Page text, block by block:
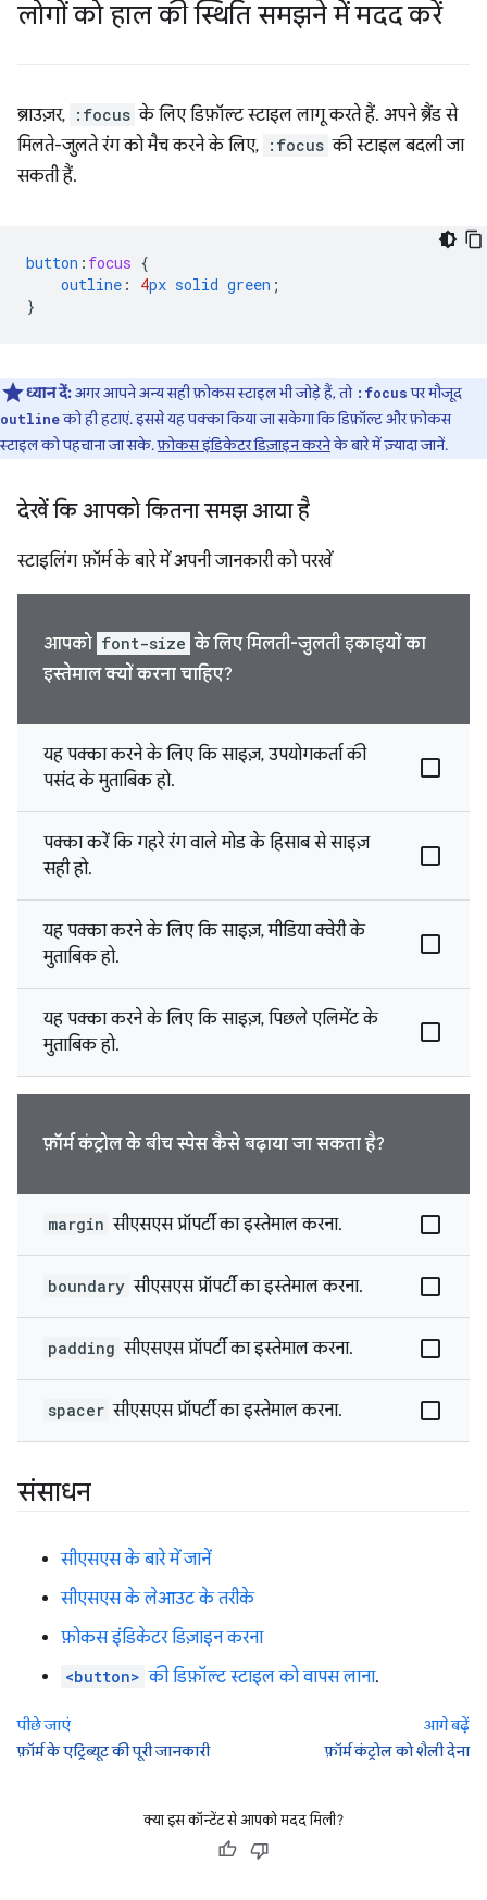
लोगों को हाल की स्थिति समझने में मदद करें
ब्राउज़र, :focus के लिए डिफ़ॉल्ट स्टाइल लागू करते हैं. अपने ब्रैंड से
मिलते-जुलते रंग को मैच करने के लिए, :focus की स्टाइल बदली जा
सकती हैं.
button : focus {
outline : 4px solid green ;
}
ध्यान दें:अगर आपने अन्य सही फ़ोकस स्टाइल भी जोड़े हैं, तो :focusपर मौजूद
outlineको ही हटाएं. इससे यह पक्का किया जा सकेगा कि डिफ़ॉल्ट और फ़ोकस
स्टाइल को पहचाना जा सके.फ़ोकस इंडिकेटर डिज़ाइन करनेके बारे में ज़्यादा जानें.
देखें कि आपको कितना समझ आया है
स्टाइलिंग फ़ॉर्म के बारे में अपनी जानकारी को परखें
आपको font-size के लिए मिलती-जुलती इकाइयों का
इस्तेमाल क्यों करना चाहिए?
यह पक्का करने के लिए कि साइज़, उपयोगकर्ता की
पसंद के मुताबिक हो.
पक्का करें कि गहरे रंग वाले मोड के हिसाब से साइज़
सही हो.
यह पक्का करने के लिए कि साइज़, मीडिया क्वेरी के
मुताबिक हो.
यह पक्का करने के लिए कि साइज़, पिछले एलिमेंट के
मुताबिक हो.
फ़ॉर्म कंट्रोल के बीच स्पेस कैसे बढ़ाया जा सकता है?
margin सीएसएस प्रॉपर्टी का इस्तेमाल करना.
boundary सीएसएस प्रॉपर्टी का इस्तेमाल करना.
padding सीएसएस प्रॉपर्टी का इस्तेमाल करना.
spacer सीएसएस प्रॉपर्टी का इस्तेमाल करना.
संसाधन
सीएसएस के बारे में जानें
सीएसएस के लेआउट के तरीके
फ़ोकस इंडिकेटर डिज़ाइन करना
<button> की डिफ़ॉल्ट स्टाइल को वापस लाना.
पीछे जाएं
फ़ॉर्म के एट्रिब्यूट की पूरी जानकारी
आगे बढ़ें
फ़ॉर्म कंट्रोल को शैली देना
क्या इस कॉन्टेंट से आपको मदद मिली?